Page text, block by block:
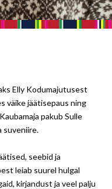
Elly Kodumajutusest
väike jäätisepaus ning
pakub Sulle
suveniire.
seebid ja
leiab suurel hulgal
kirjandust ja veel palju